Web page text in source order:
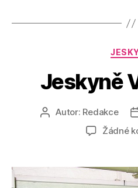
Jeskyně
AutorAutor: Redakce
Žádné